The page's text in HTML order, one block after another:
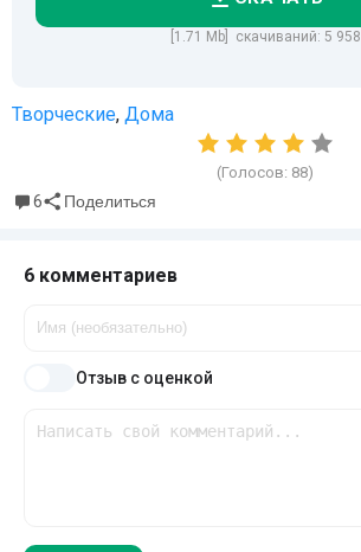
[1.71 Mb] скачиваний: 5 958
Творческие, Дома
(Голосов: 88)
6 Поделиться
6 комментариев
Отзыв с оценкой